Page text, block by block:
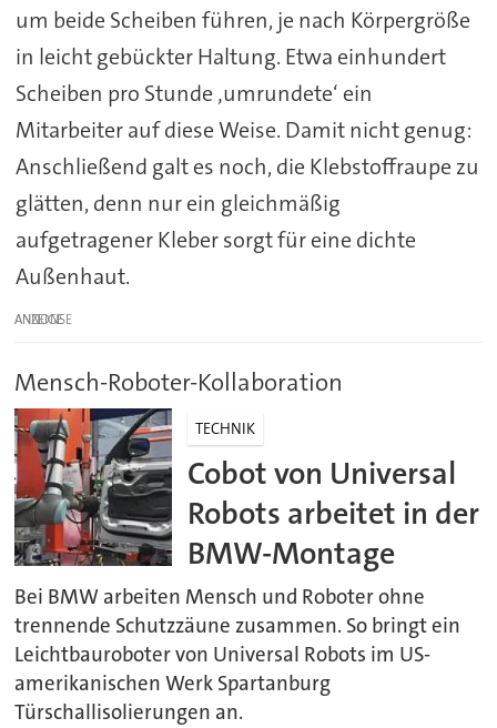
um beide Scheiben führen, je nach Körpergröße
in leicht gebückter Haltung. Etwa einhundert
Scheiben pro Stunde ‚umrundete‘ ein
Mitarbeiter auf diese Weise. Damit nicht genug:
Anschließend galt es noch, die Klebstoffraupe zu
glätten, denn nur ein gleichmäßig
aufgetragener Kleber sorgt für eine dichte
Außenhaut.
ANZEIGE
Mensch-Roboter-Kollaboration
TECHNIK
Cobot von Universal
Robots arbeitet in der
BMW-Montage
Bei BMW arbeiten Mensch und Roboter ohne
trennende Schutzzäune zusammen. So bringt ein
Leichtbauroboter von Universal Robots im US-
amerikanischen Werk Spartanburg
Türschallisolierungen an.